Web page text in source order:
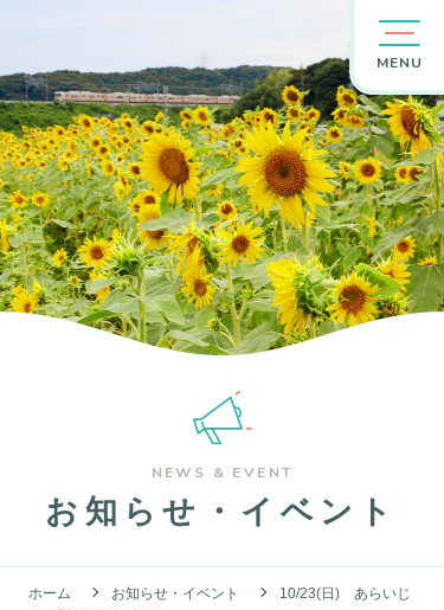
MENU
NEWS & EVENT
お知らせ・イベント
ホーム お知らせ・イベント
10/23(日) あらいじ